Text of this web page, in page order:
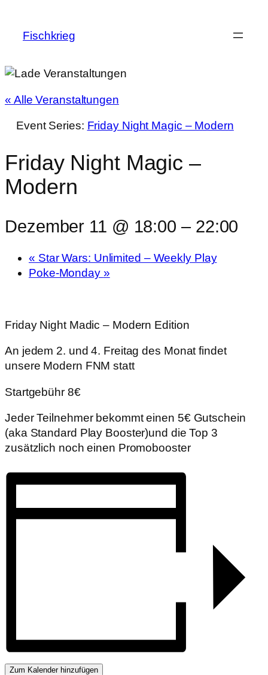
Fischkrieg
« Alle Veranstaltungen
Event Series: Friday Night Magic – Modern
Friday Night Magic –
Modern
Dezember 11 @ 18:00 – 22:00
« Star Wars: Unlimited – Weekly Play
Poke-Monday »
Friday Night Madic – Modern Edition
An jedem 2. und 4. Freitag des Monat findet
unsere Modern FNM statt
Startgebühr 8€
Jeder Teilnehmer bekommt einen 5€ Gutschein
(aka Standard Play Booster)und die Top 3
zusätzlich noch einen Promobooster
Zum Kalender hinzufügen